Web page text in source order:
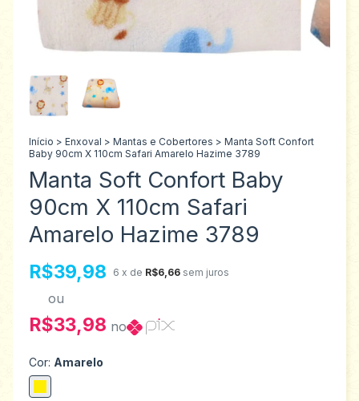
Início > Enxoval > Mantas e Cobertores > Manta Soft Confort
Baby 90cm X 110cm Safari Amarelo Hazime 3789
Manta Soft Confort Baby
90cm X 110cm Safari
Amarelo Hazime 3789
R$39,98 6 x de R$6,66 sem juros
ou
R$33,98 no
Cor: Amarelo